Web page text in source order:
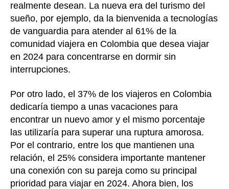
realmente desean. La nueva era del turismo del
sueño, por ejemplo, da la bienvenida a tecnologías
de vanguardia para atender al 61% de la
comunidad viajera en Colombia que desea viajar
en 2024 para concentrarse en dormir sin
interrupciones.
Por otro lado, el 37% de los viajeros en Colombia
dedicaría tiempo a unas vacaciones para
encontrar un nuevo amor y el mismo porcentaje
las utilizaría para superar una ruptura amorosa.
Por el contrario, entre los que mantienen una
relación, el 25% considera importante mantener
una conexión con su pareja como su principal
prioridad para viajar en 2024. Ahora bien, los